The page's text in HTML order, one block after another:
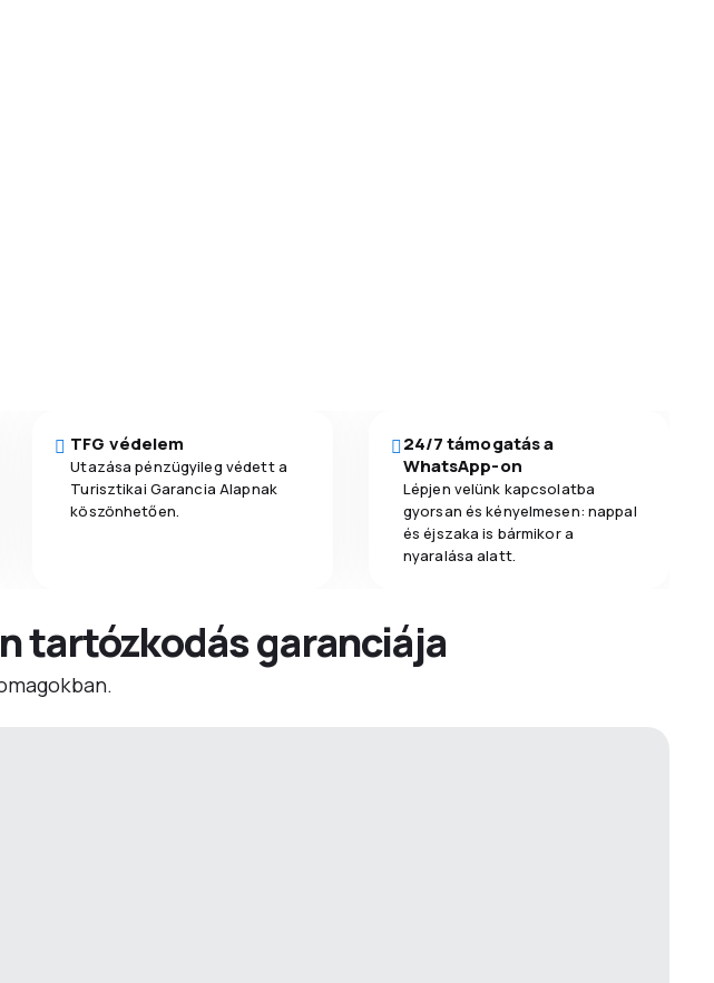
TFG védelem
Utazása pénzügyileg védett a
Turisztikai Garancia Alapnak
köszönhetően.
24/7 támogatás a
WhatsApp-on
Lépjen velünk kapcsolatba
gyorsan és kényelmesen: nappal
és éjszaka is bármikor a
nyaralása alatt.
tartózkodás garanciája